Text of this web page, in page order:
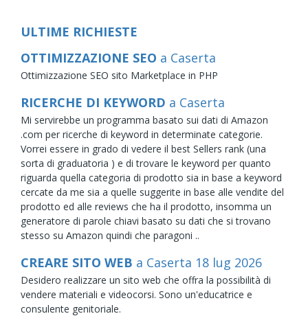
ULTIME RICHIESTE
OTTIMIZZAZIONE SEO a Caserta
Ottimizzazione SEO sito Marketplace in PHP
RICERCHE DI KEYWORD a Caserta
Mi servirebbe un programma basato sui dati di Amazon
.com per ricerche di keyword in determinate categorie.
Vorrei essere in grado di vedere il best Sellers rank (una
sorta di graduatoria ) e di trovare le keyword per quanto
riguarda quella categoria di prodotto sia in base a keyword
cercate da me sia a quelle suggerite in base alle vendite del
prodotto ed alle reviews che ha il prodotto, insomma un
generatore di parole chiavi basato su dati che si trovano
stesso su Amazon quindi che paragoni ..
CREARE SITO WEB a Caserta 18 lug 2026
Desidero realizzare un sito web che offra la possibilità di
vendere materiali e videocorsi. Sono un'educatrice e
consulente genitoriale.